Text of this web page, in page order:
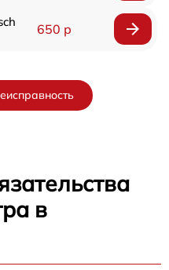
650 р
в